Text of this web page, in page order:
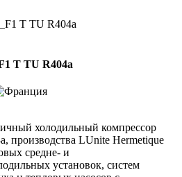
T TU R404a
холодильный компрессор
производства LUnite Hermetique
средне- и
установок, систем